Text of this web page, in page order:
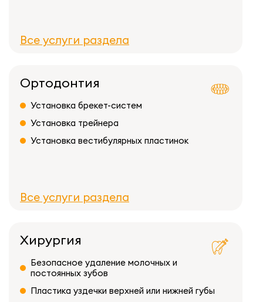
Все услуги раздела
Ортодонтия
Установка брекет-систем
Установка трейнера
Установка вестибулярных пластинок
Все услуги раздела
Хирургия
Безопасное удаление молочных и
постоянных зубов
Пластика уздечки верхней или нижней губы